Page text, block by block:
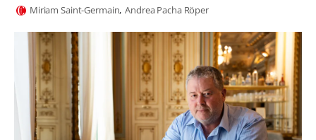
Miriam Saint-Germain Andrea Pacha Röper